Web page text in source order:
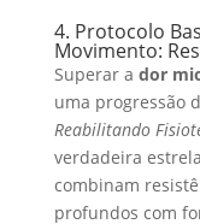
4. Protocolo
Movimento:
Superar a dor
uma progressão
Reabilitando
verdadeira
combinam
profundos com